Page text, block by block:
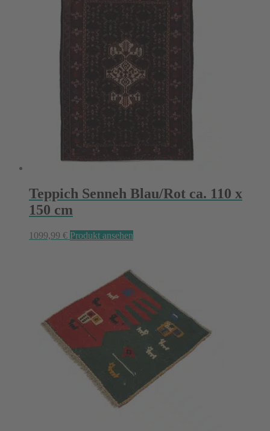
Teppich Senneh Blau/Rot ca. 110 x
150 cm
1099,99 € Produkt ansehen